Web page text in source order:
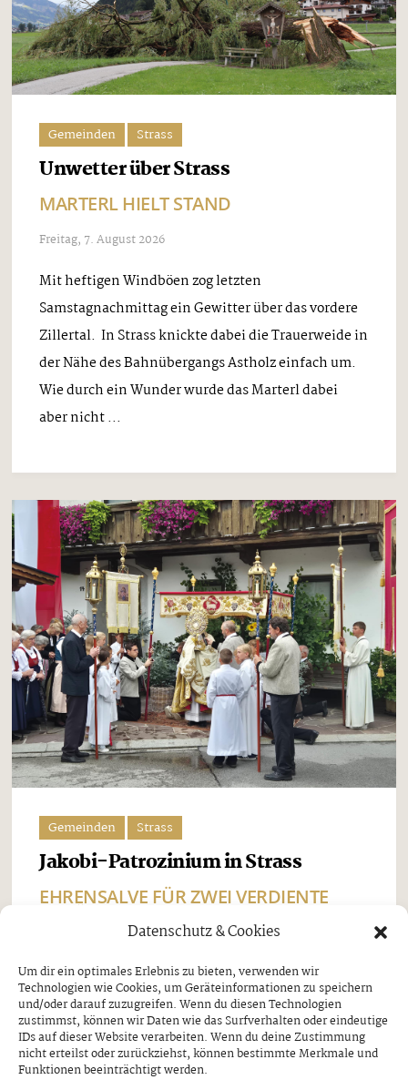
Datenschutz & Cookies
Um dir ein optimales Erlebnis zu bieten, verwenden wir
Technologien wie Cookies, um Geräteinformationen zu speichern
und/oder darauf zuzugreifen. Wenn du diesen Technologien
zustimmst, können wir Daten wie das Surfverhalten oder eindeutige
IDs auf dieser Website verarbeiten. Wenn du deine Zustimmung
nicht erteilst oder zurückziehst, können bestimmte Merkmale und
Funktionen beeinträchtigt werden.
Gemeinden Strass
Unwetter über Strass
MARTERL HIELT STAND
Freitag, 7. August 2026
Mit heftigen Windböen zog letzten
Samstagnachmittag ein Gewitter über das vordere
Zillertal. In Strass knickte dabei die Trauerweide in
der Nähe des Bahnübergangs Astholz einfach um.
Wie durch ein Wunder wurde das Marterl dabei
aber nicht ...
Gemeinden Strass
Jakobi-Patrozinium in Strass
EHRENSALVE FÜR ZWEI VERDIENTE
Beim Jakobi-Patrozinium am Sonntag, dem 26. Juli,
stand Strass im Zillertal ganz im Zeichen seines
Pfarrpatrons, des heiligen Jakobus. Nach dem
feierlichen Festgottesdienst und der traditionellen